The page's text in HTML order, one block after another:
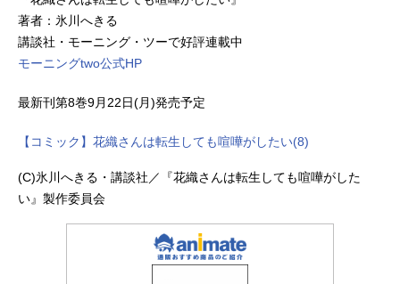
著者：氷川へきる
講談社・モーニング・ツーで好評連載中
モーニングtwo公式HP
最新刊第8巻9月22日(月)発売予定
【コミック】花織さんは転生しても喧嘩がしたい(8)
(C)氷川へきる・講談社／『花織さんは転生しても喧嘩がした
い』製作委員会